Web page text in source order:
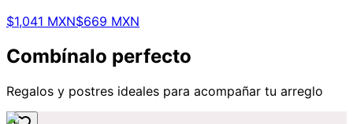
$1,041 MXN$669 MXN
Combínalo perfecto
Regalos y postres ideales para acompañar tu arreglo